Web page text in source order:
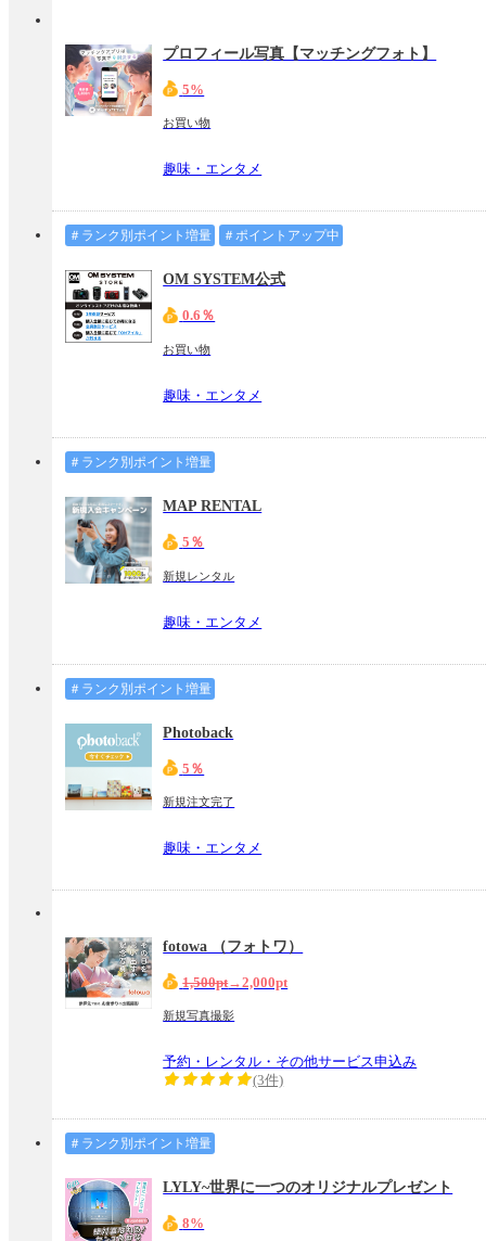
プロフィール写真【マッチングフォト】
5%
お買い物
趣味・エンタメ
＃ランク別ポイント増量 ＃ポイントアップ中
OM SYSTEM公式
0.6％
お買い物
趣味・エンタメ
＃ランク別ポイント増量
MAP RENTAL
5％
新規レンタル
趣味・エンタメ
＃ランク別ポイント増量
Photoback
5％
新規注文完了
趣味・エンタメ
fotowa （フォトワ）
1,500pt→2,000pt
新規写真撮影
予約・レンタル・その他サービス申込み
(3件)
＃ランク別ポイント増量
LYLY~世界に一つのオリジナルプレゼント
8%